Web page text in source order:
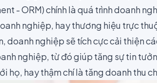
- ORM) chính là quá trình doanh
nghiệp, hay thương hiệu trực
doanh nghiệp sẽ tích cực cải thiện
nghiệp, từ đó giúp tăng sự tin
họ, hay thậm chí là tăng doanh thu